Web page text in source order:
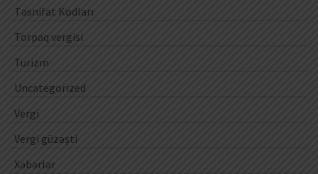
Təsnifat Kodları
Torpaq vergisi
Turizm
Uncategorized
Vergi
Vergi güzəşti
Xəbərlər